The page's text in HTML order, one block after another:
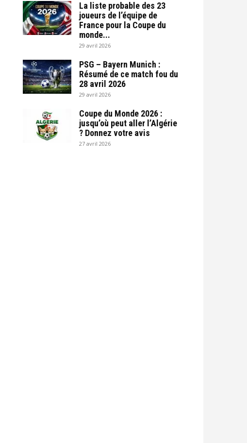
La liste probable des 23
joueurs de l’équipe de
France pour la Coupe du
monde...
29 avril 2026
PSG – Bayern Munich :
Résumé de ce match fou du
28 avril 2026
29 avril 2026
Coupe du Monde 2026 :
jusqu’où peut aller l’Algérie
? Donnez votre avis
27 avril 2026